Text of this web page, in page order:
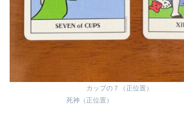
カップの７（正
死神（正位置）